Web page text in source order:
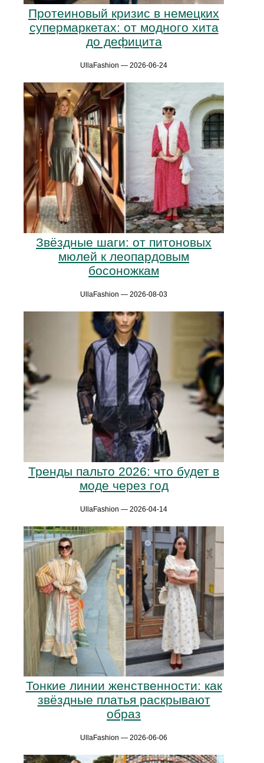
Протеиновый кризис в немецких
супермаркетах: от модного хита
до дефицита
UllaFashion — 2026-06-24
Звёздные шаги: от питоновых
мюлей к леопардовым
босоножкам
UllaFashion — 2026-08-03
Тренды пальто 2026: что будет в
моде через год
UllaFashion — 2026-04-14
Тонкие линии женственности: как
звёздные платья раскрывают
образ
UllaFashion — 2026-06-06